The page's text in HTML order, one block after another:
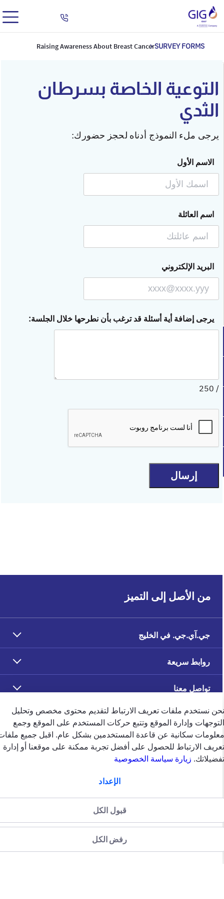
SURVEY FORMS
Raising Awareness About Breast Cancer
التوعية الخاصة بسرطان
الثدي
يرجى ملء النموذج أدناه لحجز حضورك:
الاسم الأول
اسم العائلة
البريد الإلكتروني
يرجى إضافة أية أسئلة قد ترغب بأن نطرحها خلال الجلسة:
/
250
إرسال
تابعنا على
4.5/5
من الأصل إلى التميز
جي.آي.جي. في الخليج
روابط سريعة
تواصل معنا
نستخدم ملفات تعريف الارتباط لتقديم محتوى مخصص وتحليل
وإدارة الموقع وتتبع حركات المستخدم على الموقع وجمع
سكانية عن قاعدة المستخدمين بشكل عام. اقبل جميع
الارتباط للحصول على أفضل تجربة ممكنة على موقعنا أو إدارة
زيارة سياسة الخصوصية
الإعداد
قبول الكل
رفض الكل